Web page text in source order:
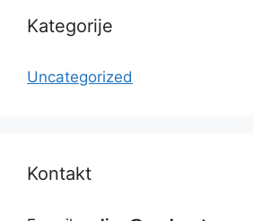
Kategorije
Uncategorized
Kontakt